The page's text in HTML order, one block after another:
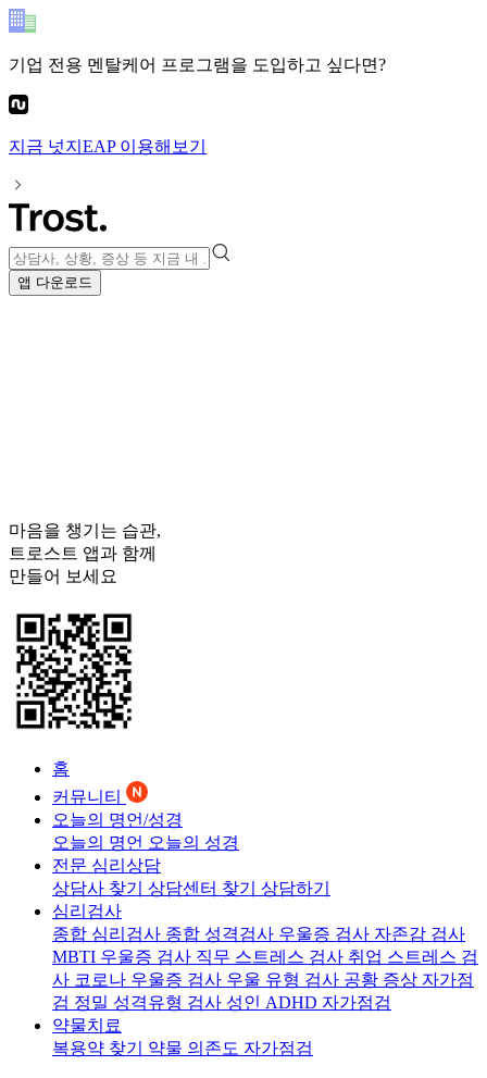
기업 전용 멘탈케어 프로그램을 도입하고 싶다면?
지금 넛지EAP이용해보기
앱 다운로드
마음을 챙기는 습관,
트로스트 앱과 함께
만들어 보세요
홈
커뮤니티
오늘의 명언/성경
오늘의 명언 오늘의 성경
전문 심리상담
상담사 찾기 상담센터 찾기 상담하기
심리검사
종합 심리검사 종합 성격검사 우울증 검사 자존감 검사
MBTI 우울증 검사 직무 스트레스 검사 취업 스트레스 검
사 코로나 우울증 검사 우울 유형 검사 공황 증상 자가점
검 정밀 성격유형 검사 성인 ADHD 자가점검
약물치료
복용약 찾기 약물 의존도 자가점검